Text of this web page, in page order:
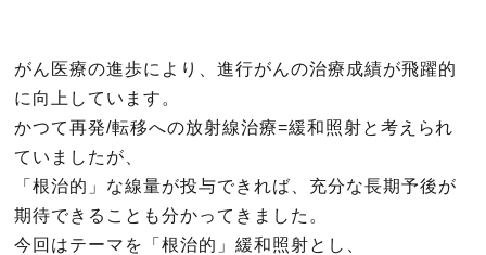
がん医療の進歩により、進行がんの治療成績が飛躍的
に向上しています。
かつて再発/転移への放射線治療=緩和照射と考えられ
ていましたが、
「根治的」な線量が投与できれば、充分な長期予後が
期待できることも分かってきました。
今回はテーマを「根治的」緩和照射とし、